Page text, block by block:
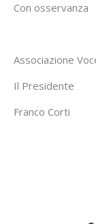
Con osservanza
Associazione
Il Presidente
Franco Corti